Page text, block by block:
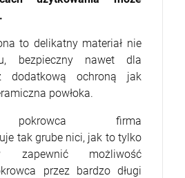
to delikatny materiał nie
bezpieczny nawet dla
dodatkową ochroną jak
powłoka.
pokrowca firma
tak grube nici, jak to tylko
zapewnić możliwość
przez bardzo długi